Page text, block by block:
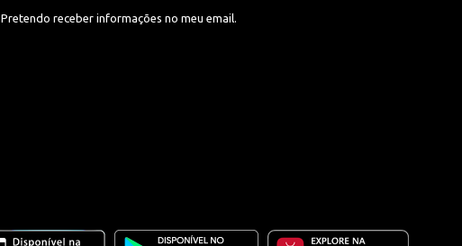
Pretendo receber informações no meu email.